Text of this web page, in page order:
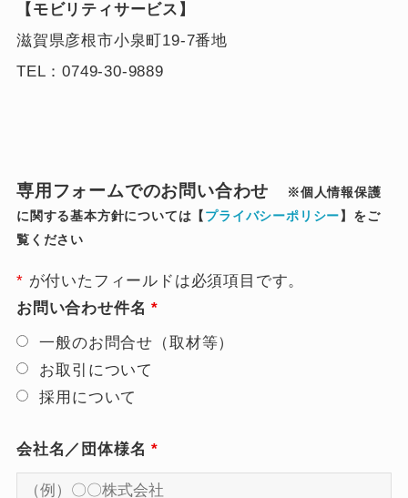
【モビリティサービス】
滋賀県彦根市小泉町19-7番地
TEL：0749-30-9889
専用フォームでのお問い合わせ
※個人情報保護
に関する基本方針については【 プライバシーポリシー】をご
覧ください
* が付いたフィールドは必須項目です。
お問い合わせ件名*
一般のお問合せ（取材等）
お取引について
採用について
会社名／団体様名*